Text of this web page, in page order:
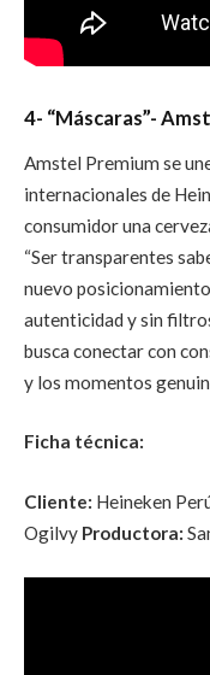
4- “Máscaras”-
Amstel Premium se
internacionales de
consumidor una
“Ser transparentes
nuevo
autenticidad y sin
busca conectar con
y los momentos
Ficha técnica:
Cliente: Heineken
Ogilvy Productora: